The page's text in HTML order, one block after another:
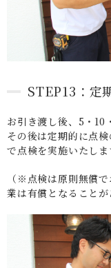
STEP13：定
お引き渡し後、5・10
その後は定期的に点
で点検を実施いたしま
（※点検は原則無償
業は有償となることが